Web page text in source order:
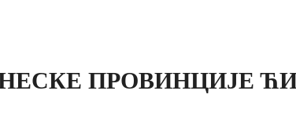
ПРОВИНЦИЈЕ